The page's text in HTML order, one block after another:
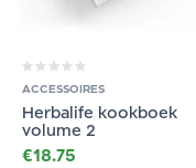
ACCESSOIRES
Herbalife kookboek
volume 2
€18.75